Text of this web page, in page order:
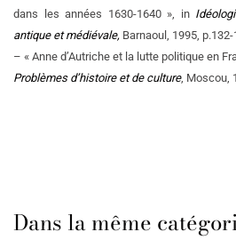
dans les années 1630-1640 », in
antique et médiévale, Barnaoul, 1995, p.132-
– « Anne d’Autriche et la lutte politique en
Problèmes d’histoire et de culture, Moscou,
Dans la même